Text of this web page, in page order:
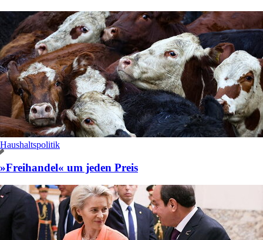
Haushaltspolitik
»Freihandel« um jeden Preis